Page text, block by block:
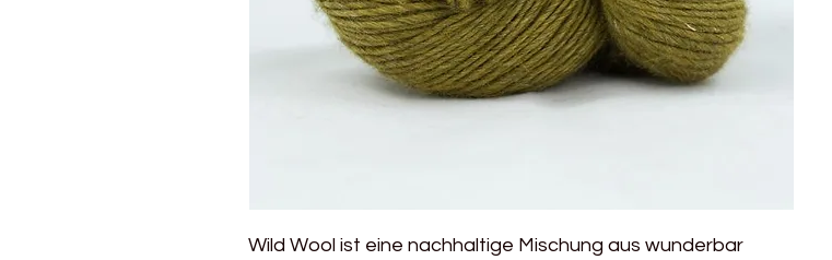
Wild Wool ist eine nachhaltige Mischung aus wunderbar